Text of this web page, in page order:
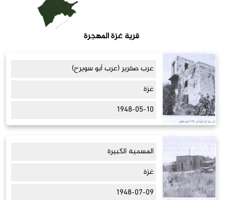
قرية غزة المهجرة
عرب صقرير (عرب أبو سويرح)
غزة
1948-05-10
المسمية الكبيرة
غزة
1948-07-09